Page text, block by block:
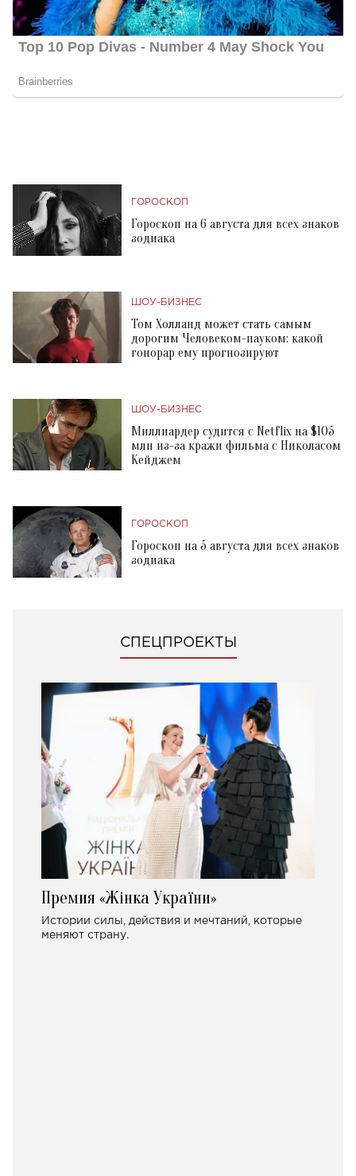
ГОРОСКОП
Гороскоп на 6 августа для всех знаков
зодиака
ШОУ-БИЗНЕС
Том Холланд может стать самым
дорогим Человеком-пауком: какой
гонорар ему прогнозируют
ШОУ-БИЗНЕС
Миллиардер судится с Netflix на $105
млн из-за кражи фильма с Николасом
Кейджем
ГОРОСКОП
Гороскоп на 5 августа для всех знаков
зодиака
СПЕЦПРОЕКТЫ
Премия «Жінка України»
Истории силы, действия и мечтаний, которые
меняют страну.